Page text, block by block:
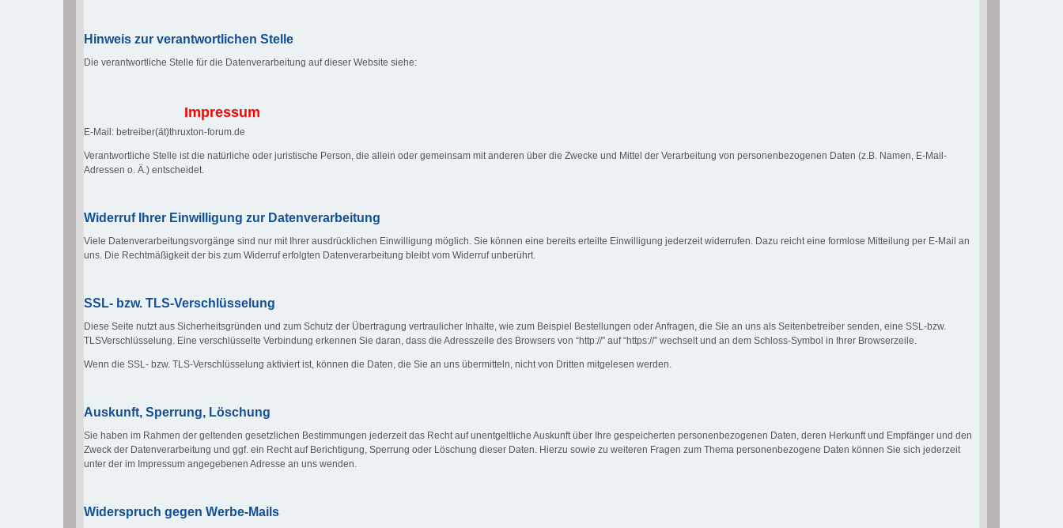
Hinweis zur verantwortlichen Stelle
Die verantwortliche Stelle für die Datenverarbeitung auf dieser Website siehe:
Impressum
E-Mail: betreiber(ät)thruxton-forum.de
Verantwortliche Stelle ist die natürliche oder juristische Person, die allein oder gemeinsam mit anderen über die Zwecke und Mittel der Verarbeitung von personenbezogenen Daten (z.B. Namen, E-Mail-
Adressen o. Ä.) entscheidet.
Widerruf Ihrer Einwilligung zur Datenverarbeitung
Viele Datenverarbeitungsvorgänge sind nur mit Ihrer ausdrücklichen Einwilligung möglich. Sie können eine bereits erteilte Einwilligung jederzeit widerrufen. Dazu reicht eine formlose Mitteilung per E-Mail an
uns. Die Rechtmäßigkeit der bis zum Widerruf erfolgten Datenverarbeitung bleibt vom Widerruf unberührt.
SSL- bzw. TLS-Verschlüsselung
Diese Seite nutzt aus Sicherheitsgründen und zum Schutz der Übertragung vertraulicher Inhalte, wie zum Beispiel Bestellungen oder Anfragen, die Sie an uns als Seitenbetreiber senden, eine SSL-bzw.
TLSVerschlüsselung. Eine verschlüsselte Verbindung erkennen Sie daran, dass die Adresszeile des Browsers von “http://” auf “https://” wechselt und an dem Schloss-Symbol in Ihrer Browserzeile.
Wenn die SSL- bzw. TLS-Verschlüsselung aktiviert ist, können die Daten, die Sie an uns übermitteln, nicht von Dritten mitgelesen werden.
Auskunft, Sperrung, Löschung
Sie haben im Rahmen der geltenden gesetzlichen Bestimmungen jederzeit das Recht auf unentgeltliche Auskunft über Ihre gespeicherten personenbezogenen Daten, deren Herkunft und Empfänger und den
Zweck der Datenverarbeitung und ggf. ein Recht auf Berichtigung, Sperrung oder Löschung dieser Daten. Hierzu sowie zu weiteren Fragen zum Thema personenbezogene Daten können Sie sich jederzeit
unter der im Impressum angegebenen Adresse an uns wenden.
Widerspruch gegen Werbe-Mails